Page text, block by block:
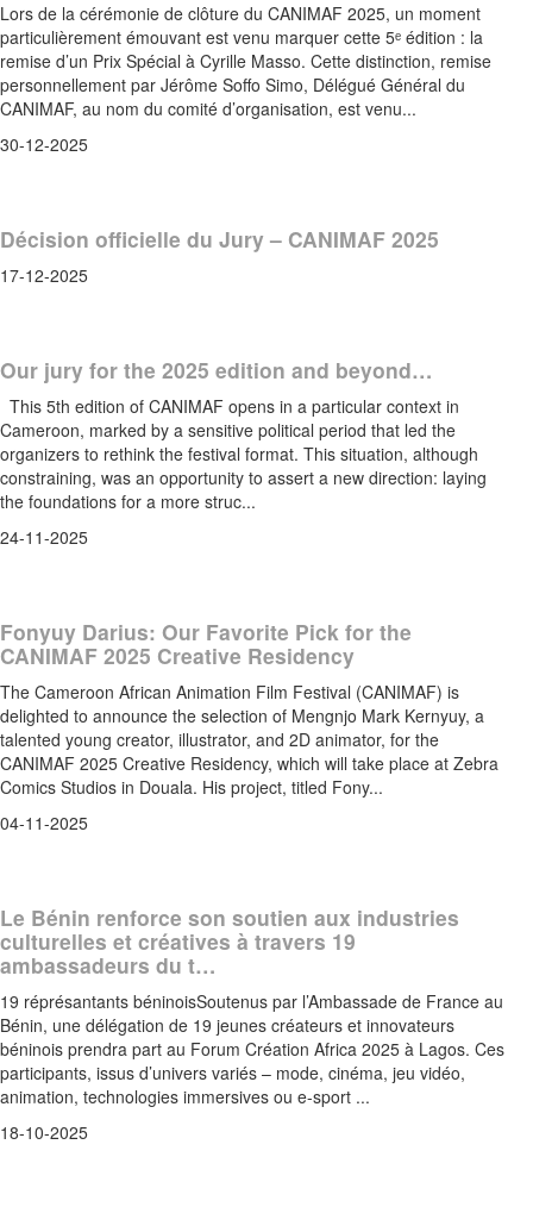
Lors de la cérémonie de clôture du CANIMAF 2025, un moment
particulièrement émouvant est venu marquer cette 5ᵉ édition : la
remise d’un Prix Spécial à Cyrille Masso. Cette distinction, remise
personnellement par Jérôme Soffo Simo, Délégué Général du
CANIMAF, au nom du comité d’organisation, est venu...
30-12-2025
Décision officielle du Jury – CANIMAF 2025
17-12-2025
Our jury for the 2025 edition and beyond…
This 5th edition of CANIMAF opens in a particular context in
Cameroon, marked by a sensitive political period that led the
organizers to rethink the festival format. This situation, although
constraining, was an opportunity to assert a new direction: laying
the foundations for a more struc...
24-11-2025
Fonyuy Darius: Our Favorite Pick for the
CANIMAF 2025 Creative Residency
The Cameroon African Animation Film Festival (CANIMAF) is
delighted to announce the selection of Mengnjo Mark Kernyuy, a
talented young creator, illustrator, and 2D animator, for the
CANIMAF 2025 Creative Residency, which will take place at Zebra
Comics Studios in Douala. His project, titled Fony...
04-11-2025
Le Bénin renforce son soutien aux industries
culturelles et créatives à travers 19
ambassadeurs du t…
19 réprésantants béninoisSoutenus par l’Ambassade de France au
Bénin, une délégation de 19 jeunes créateurs et innovateurs
béninois prendra part au Forum Création Africa 2025 à Lagos. Ces
participants, issus d’univers variés – mode, cinéma, jeu vidéo,
animation, technologies immersives ou e-sport ...
18-10-2025